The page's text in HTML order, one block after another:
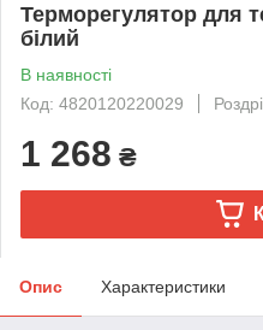
Терморегулятор для
білий
В наявності
Код: 4820120220029
1 268 ₴
Опис Характеристики